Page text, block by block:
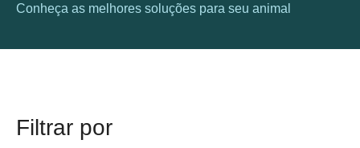
Conheça as melhores soluções para seu animal
Filtrar por